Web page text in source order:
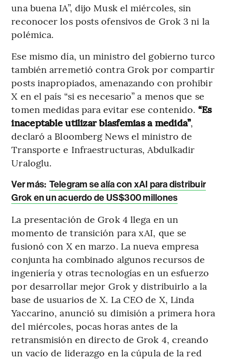
una buena IA”, dijo Musk el miércoles, sin
reconocer los posts ofensivos de Grok 3 ni la
polémica.
Ese mismo día, un ministro del gobierno turco
también arremetió contra Grok por compartir
posts inapropiados, amenazando con prohibir
X en el país “si es necesario” a menos que se
tomen medidas para evitar ese contenido. “Es
inaceptable utilizar blasfemias a medida”,
declaró a Bloomberg News el ministro de
Transporte e Infraestructuras, Abdulkadir
Uraloglu.
Ver más: Telegram se alía con xAI para distribuir
Grok en un acuerdo de US$300 millones
La presentación de Grok 4 llega en un
momento de transición para xAI, que se
fusionó con X en marzo. La nueva empresa
conjunta ha combinado algunos recursos de
ingeniería y otras tecnologías en un esfuerzo
por desarrollar mejor Grok y distribuirlo a la
base de usuarios de X. La CEO de X, Linda
Yaccarino, anunció su dimisión a primera hora
del miércoles, pocas horas antes de la
retransmisión en directo de Grok 4, creando
un vacío de liderazgo en la cúpula de la red